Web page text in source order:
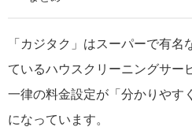
「カジタク」はスーパーで有名
ているハウスクリーニングサー
一律の料金設定が「分かりやす
になっています。